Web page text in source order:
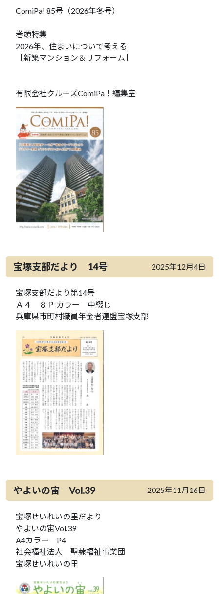
ComiPa! 85号（2026年冬号）
巻頭特集
2026年、住まいについて考える
［新築マンション＆リフォーム］
有限会社クルーズComiPa！編集室
宝塚支部だより 14号 2025年12月4日
宝塚支部だより第14号
Ａ４ ８Ｐ カラー 中綴じ
兵庫県市町村職員年金者連盟宝塚支部
やよいの宙 Vol.39 2025年11月16日
宝塚せいれいの里だより
やよいの宙Vol.39
A4カラー P4
社会福祉法人 聖隷福祉事業団
宝塚せいれいの里